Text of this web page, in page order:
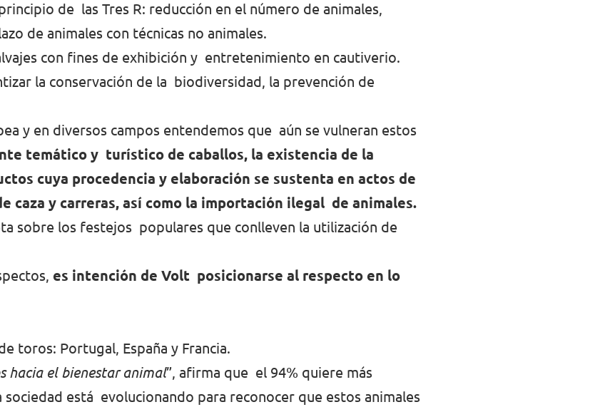
de las Tres R: reducción en el número de animales,
de animales con técnicas no animales.
con fines de exhibición y entretenimiento en cautiverio.
la conservación de la biodiversidad, la prevención de
y en diversos campos entendemos que aún se vulneran estos
temático y turístico de caballos, la existencia de la
cuya procedencia y elaboración se sustenta en actos de
caza y carreras, así como la importación ilegal de animales.
sobre los festejos populares que conlleven la utilización de
es intención de Volt posicionarse al respecto en lo
toros: Portugal, España y Francia.
hacia el bienestar animal”, afirma que el 94% quiere más
está evolucionando para reconocer que estos animales